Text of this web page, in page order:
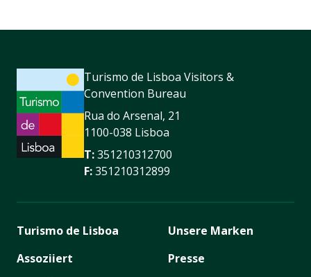
Turismo de Lisboa Visitors &
Convention Bureau
Rua do Arsenal, 21
1100-038 Lisboa
T:351210312700
F:351210312899
Turismo de Lisboa
Assoziiert
Unsere Marken
Presse